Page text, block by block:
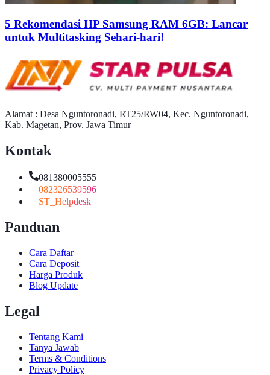
5 Rekomendasi HP Samsung RAM 6GB: Lancar
untuk Multitasking Sehari-hari!
Alamat : Desa Nguntoronadi, RT25/RW04, Kec. Nguntoronadi,
Kab. Magetan, Prov. Jawa Timur
Kontak
081380005555
082326539596
ST_Helpdesk
Panduan
Cara Daftar
Cara Deposit
Harga Produk
Blog Update
Legal
Tentang Kami
Tanya Jawab
Terms & Conditions
Privacy Policy